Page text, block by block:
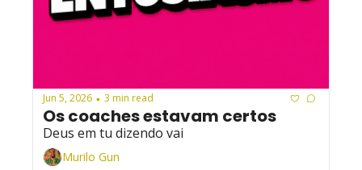
Jun 5, 2026 • 3 min read
Deus em tu dizendo vai
Murilo Gun